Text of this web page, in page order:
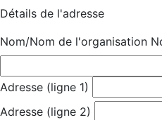
Détails de l'adresse
Nom/Nom de l'organisation
Adresse (ligne 1)
Adresse (ligne 2)